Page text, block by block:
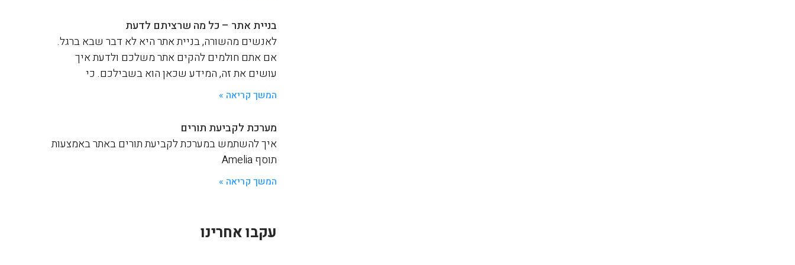
בניית אתר – כל מה שרציתם לדעת
לאנשים מהשורה, בניית אתר היא לא דבר שבא ברגל.
אם אתם חולמים להקים אתר משלכם ולדעת איך
עושים את זה, המידע שכאן הוא בשבילכם. כי
המשך קריאה »
מערכת לקביעת תורים
איך להשתמש במערכת לקביעת תורים באתר באמצעות
תוסף Amelia
המשך קריאה »
עקבו אחרינו